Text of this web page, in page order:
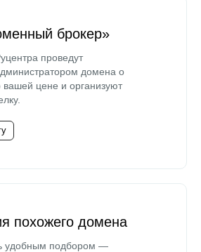
брокер»
проведут
домена о
вашей цене и организуют
похожего домена
удобным подбором —